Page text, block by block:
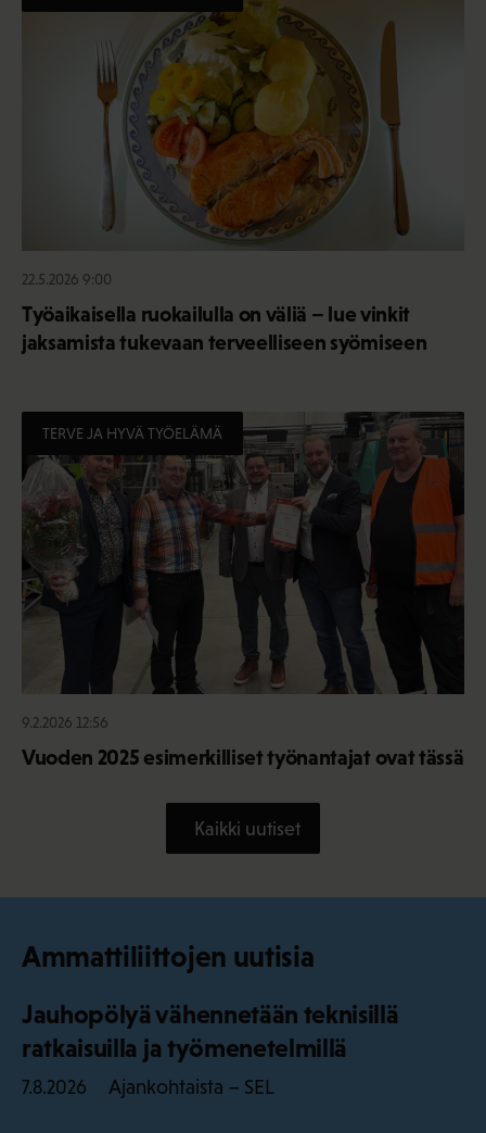
22.5.2026 9:00
Työaikaisella ruokailulla on väliä – lue vinkit
jaksamista tukevaan terveelliseen syömiseen
TERVE JA HYVÄ TYÖELÄMÄ
9.2.2026 12:56
Vuoden 2025 esimerkilliset työnantajat ovat tässä
Kaikki uutiset
Ammattiliittojen uutisia
Jauhopölyä vähennetään teknisillä
ratkaisuilla ja työmenetelmillä
7.8.2026 Ajankohtaista – SEL